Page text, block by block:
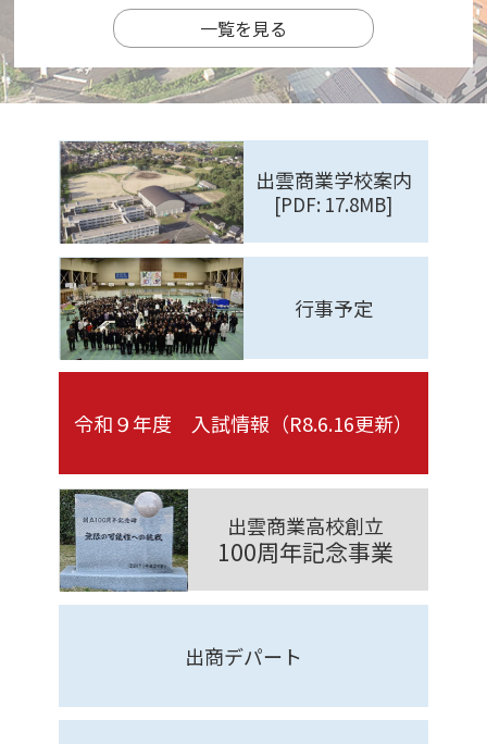
一覧を見る
出雲商業学校案内
[PDF: 17.8MB]
行事予定
令和９年度 入試情報（R8.6.16更新）
出雲商業高校創立
100周年記念事業
出商デパート